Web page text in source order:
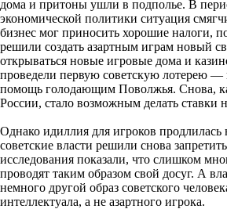
дома и притоны ушли в подполье. В
экономической политики ситуация
бизнес мог приносить хорошие налоги,
решили создать азартным играм новый
открываться новые игровые дома и
проведели первую советскую лотерею —
помощь голодающим Поволжья. Снова,
России, стало возможным делать ставки
Однако идиллия для игроков продлилась
советские власти решили снова
исследования показали, что слишком
проводят таким образом свой досуг. А
немного другой образ советского
интеллектуала, а не азартного игрока.